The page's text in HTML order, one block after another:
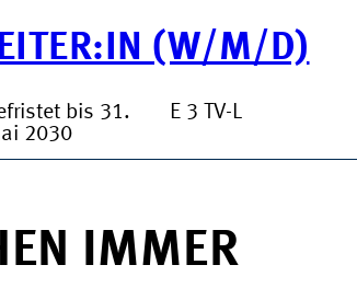
(W/M/D)
bis 31.
2030
E 3 TV-L
IMMER